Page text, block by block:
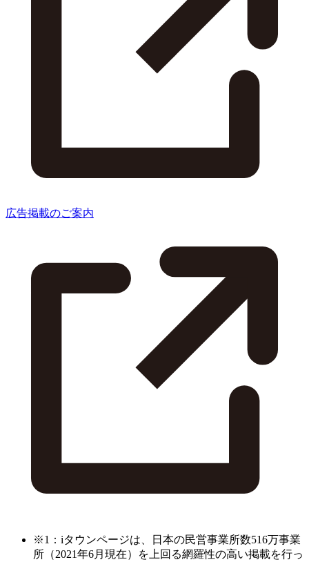
広告掲載のご案内
※1：iタウンページは、日本の民営事業所数516万事業
所（2021年6月現在）を上回る網羅性の高い掲載を行っ